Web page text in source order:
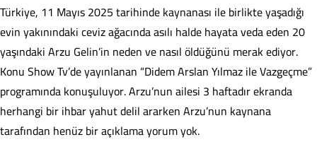
Türkiye, 11 Mayıs 2025 tarihinde kaynanası ile birlikte yaşadığı
evin yakınındaki ceviz ağacında asılı halde hayata veda eden 20
yaşındaki Arzu Gelin’in neden ve nasıl öldüğünü merak ediyor.
Konu Show Tv’de yayınlanan “Didem Arslan Yılmaz ile Vazgeçme”
programında konuşuluyor. Arzu’nun ailesi 3 haftadır ekranda
herhangi bir ihbar yahut delil ararken Arzu’nun kaynana
tarafından henüz bir açıklama yorum yok.